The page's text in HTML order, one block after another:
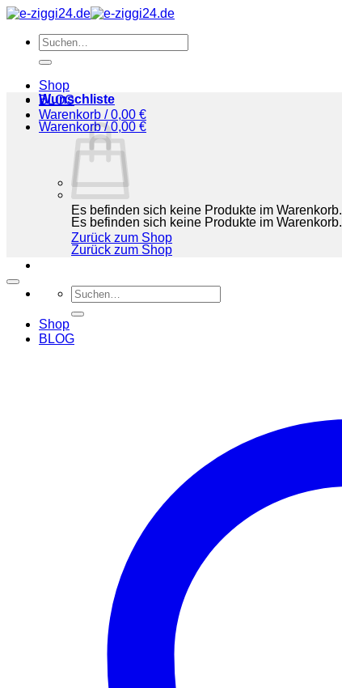
Zum
springenSuchen
nach:
Shop
BLOG
Warenkorb /0,00 €
Es befinden sich keine Produkte im Warenkorb.
Zurück zum Shop
Suchen
nach:
Shop
BLOG
Wunschliste
Warenkorb /0,00 €
Es befinden sich keine Produkte im Warenkorb.
Zurück zum Shop